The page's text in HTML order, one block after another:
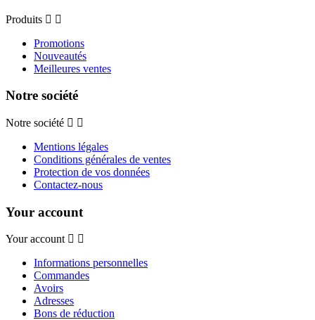
Produits
Promotions
Nouveautés
Meilleures ventes
Notre société
Notre société
Mentions légales
Conditions générales de ventes
Protection de vos données
Contactez-nous
Your account
Your account
Informations personnelles
Commandes
Avoirs
Adresses
Bons de réduction